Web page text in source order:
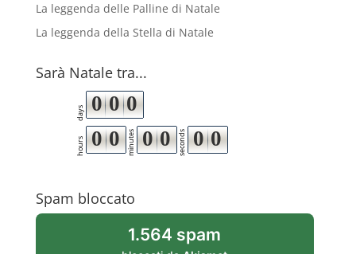
La leggenda delle Palline di Natale
La leggenda della Stella di Natale
Sarà Natale tra...
days 0 0 0
hours 0 0 minutes 0 0 seconds 0 0
Spam bloccato
1.564 spam